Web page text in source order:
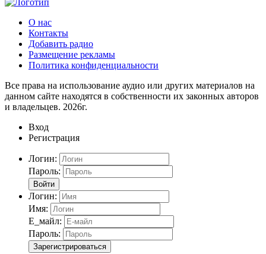
О нас
Контакты
Добавить радио
Размещение рекламы
Политика конфиденциальности
Все права на использование аудио или других материалов на
данном сайте находятся в собственности их законных авторов
и владельцев. 2026г.
Вход
Регистрация
Логин:
Пароль:
Войти
Логин:
Имя:
Е_майл:
Пароль:
Зарегистрироваться